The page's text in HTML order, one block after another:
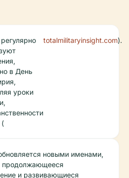
в День
уроки
(
totalmilitaryinsight.com).
новыми именами,
продолжающееся
и развивающиеся